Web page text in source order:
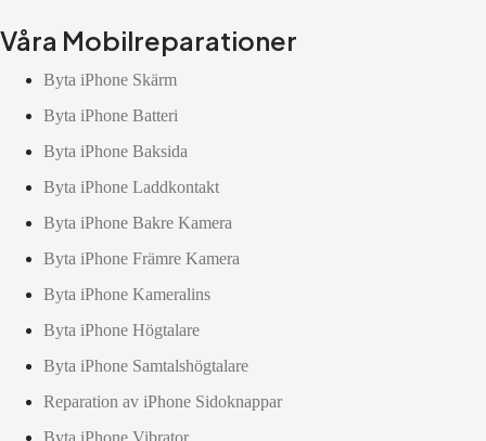
Våra Mobilreparationer
Byta iPhone Skärm
Byta iPhone Batteri
Byta iPhone Baksida
Byta iPhone Laddkontakt
Byta iPhone Bakre Kamera
Byta iPhone Främre Kamera
Byta iPhone Kameralins
Byta iPhone Högtalare
Byta iPhone Samtalshögtalare
Reparation av iPhone Sidoknappar